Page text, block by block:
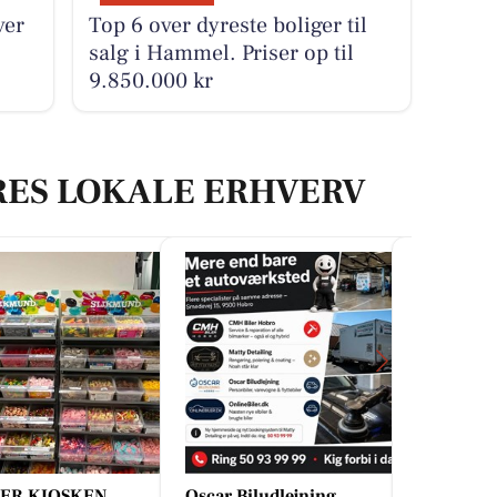
Top 6 over dyreste boliger til
salg i Hammel. Priser op til
9.850.000 kr
LOKALE ERHVERV